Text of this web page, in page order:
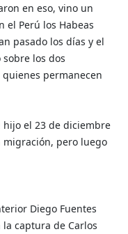
en eso, vino un
el Perú los Habeas
pasado los días y el
los dos
quienes permanecen
hijo el 23 de diciembre
migración, pero luego
Diego Fuentes
captura de Carlos